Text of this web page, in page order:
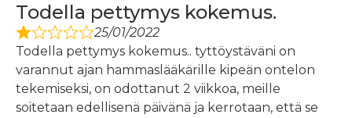
Todella pettymys kokemus.
25/01/2022
Todella pettymys kokemus.. tyttöystäväni on
varannut ajan hammaslääkärille kipeän ontelon
tekemiseksi, on odottanut 2 viikkoa, meille
soitetaan edellisenä päivänä ja kerrotaan, että se